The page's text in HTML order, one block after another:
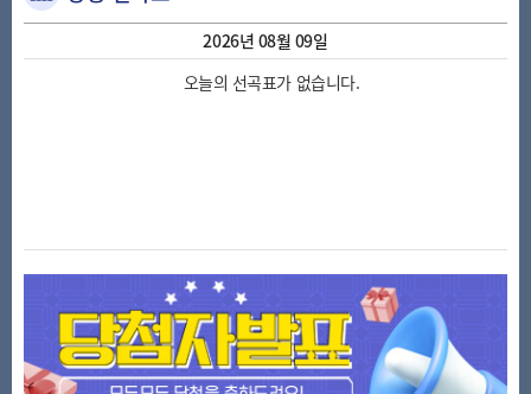
2026년 08월 09일
오늘의 선곡표가 없습니다.